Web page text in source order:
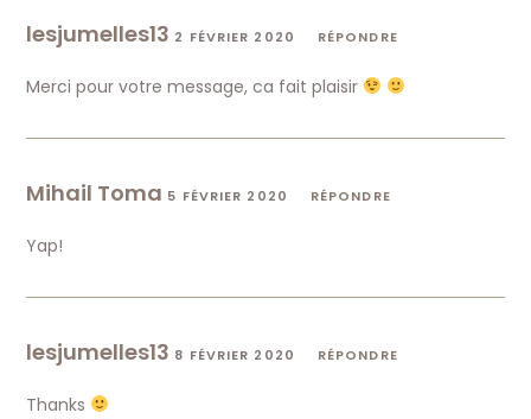
lesjumelles13 2 FÉVRIER 2020 RÉPONDRE
Merci pour votre message, ca fait plaisir
Mihail Toma 5 FÉVRIER 2020 RÉPONDRE
Yap!
lesjumelles13 8 FÉVRIER 2020 RÉPONDRE
Thanks